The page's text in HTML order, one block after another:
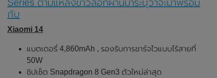
Series ตามแหล่งข่าวลือที่ผ่านมาระบุว่าจะมาพร้อม
กับ
Xiaomi 14
แบตเตอรี่ 4,860mAh , รองรับการชาร์จไวแบบไร้สายที่
50W
ชิปเซ็ต Snapdragon 8 Gen3 ตัวใหม่ล่าสุด